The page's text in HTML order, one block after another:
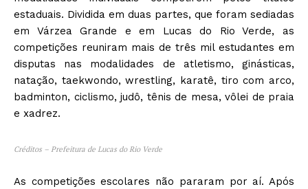
estaduais. Dividida em duas partes, que foram sediadas
em Várzea Grande e em Lucas do Rio Verde, as
competições reuniram mais de três mil estudantes em
disputas nas modalidades de atletismo, ginásticas,
natação, taekwondo, wrestling, karatê, tiro com arco,
badminton, ciclismo, judô, tênis de mesa, vôlei de praia
e xadrez.
Créditos – Prefeitura de Lucas do Rio Verde
As competições escolares não pararam por aí. Após